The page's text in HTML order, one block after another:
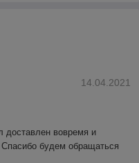
14.04.2021
доставлен вовремя и
будем обращаться